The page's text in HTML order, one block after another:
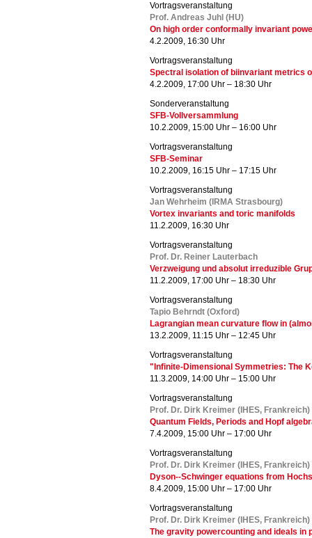
Vortragsveranstaltung
Prof. Andreas Juhl (HU)
On high order conformally invariant
4.2.2009, 16:30 Uhr
Vortragsveranstaltung
Spectral isolation of biinvariant metrics
4.2.2009, 17:00 Uhr – 18:30 Uhr
Sonderveranstaltung
SFB-Vollversammlung
10.2.2009, 15:00 Uhr – 16:00 Uhr
Vortragsveranstaltung
SFB-Seminar
10.2.2009, 16:15 Uhr – 17:15 Uhr
Vortragsveranstaltung
Jan Wehrheim (IRMA Strasbourg)
Vortex invariants and toric manifolds
11.2.2009, 16:30 Uhr
Vortragsveranstaltung
Prof. Dr. Reiner Lauterbach
Verzweigung und absolut irreduzible
11.2.2009, 17:00 Uhr – 18:30 Uhr
Vortragsveranstaltung
Tapio Behrndt (Oxford)
Lagrangian mean curvature flow in
13.2.2009, 11:15 Uhr – 12:45 Uhr
Vortragsveranstaltung
"Infinite-Dimensional Symmetries: The
11.3.2009, 14:00 Uhr – 15:00 Uhr
Vortragsveranstaltung
Prof. Dr. Dirk Kreimer (IHES, Frankreich)
Quantum Fields, Periods and Hopf
7.4.2009, 15:00 Uhr – 17:00 Uhr
Vortragsveranstaltung
Prof. Dr. Dirk Kreimer (IHES, Frankreich)
Dyson--Schwinger equations from
8.4.2009, 15:00 Uhr – 17:00 Uhr
Vortragsveranstaltung
Prof. Dr. Dirk Kreimer (IHES, Frankreich)
The gravity powercounting and ideals in